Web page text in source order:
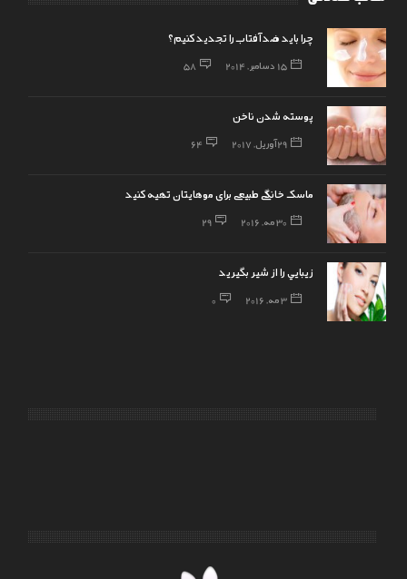
چرا باید ضد آفتاب را تجدید کنیم؟
15 دسامبر, 2014 58
پوسته شدن ناخن
29 آوریل, 2017 64
ماسک خانگی طبیعی برای موهایتان تهیه کنید
30 مه, 2016 29
زيبايي را از شير بگيريد
3 مه, 2016 0